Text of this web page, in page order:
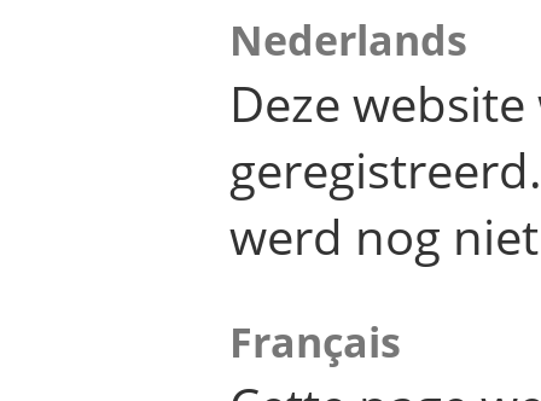
Nederlands
Deze
werd nog
Français